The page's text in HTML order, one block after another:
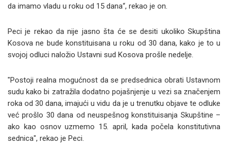
da imamo vladu u roku od 15 dana“, rekao je on.
Peci je rekao da nije jasno šta će se desiti ukoliko Skupština
Kosova ne bude konstituisana u roku od 30 dana, kako je to u
svojoj odluci naložio Ustavni sud Kosova prošle nedelje.
"Postoji realna mogućnost da se predsednica obrati Ustavnom
sudu kako bi zatražila dodatno pojašnjenje u vezi sa značenjem
roka od 30 dana, imajući u vidu da je u trenutku objave te odluke
već prošlo 30 dana od neuspešnog konstituisanja Skupštine –
ako kao osnov uzmemo 15. april, kada počela konstitutivna
sednica", rekao je Peci.